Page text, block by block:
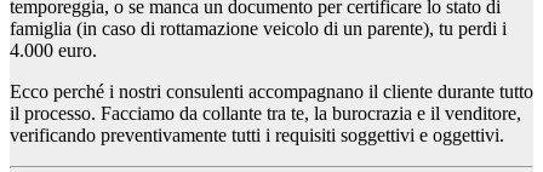
temporeggia, o se manca un documento per certificare lo stato di
famiglia (in caso di rottamazione veicolo di un parente), tu perdi i
4.000 euro.
Ecco perché i nostri consulenti accompagnano il cliente durante tutto
il processo. Facciamo da collante tra te, la burocrazia e il venditore,
verificando preventivamente tutti i requisiti soggettivi e oggettivi.